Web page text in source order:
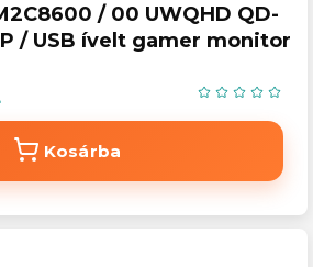
/ 00 UWQHD QD-
/ USB ívelt gamer monitor
Kosárba